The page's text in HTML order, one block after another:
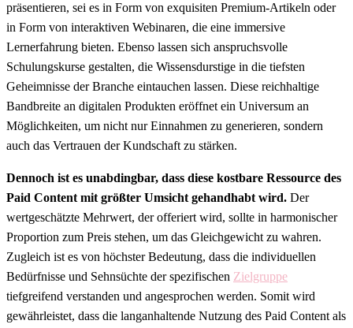
präsentieren, sei es in Form von exquisiten Premium-Artikeln oder
in Form von interaktiven Webinaren, die eine immersive
Lernerfahrung bieten. Ebenso lassen sich anspruchsvolle
Schulungskurse gestalten, die Wissensdurstige in die tiefsten
Geheimnisse der Branche eintauchen lassen. Diese reichhaltige
Bandbreite an digitalen Produkten eröffnet ein Universum an
Möglichkeiten, um nicht nur Einnahmen zu generieren, sondern
auch das Vertrauen der Kundschaft zu stärken.
Dennoch ist es unabdingbar, dass diese kostbare Ressource des
Paid Content mit größter Umsicht gehandhabt wird. Der
wertgeschätzte Mehrwert, der offeriert wird, sollte in harmonischer
Proportion zum Preis stehen, um das Gleichgewicht zu wahren.
Zugleich ist es von höchster Bedeutung, dass die individuellen
Bedürfnisse und Sehnsüchte der spezifischen Zielgruppe
tiefgreifend verstanden und angesprochen werden. Somit wird
gewährleistet, dass die langanhaltende Nutzung des Paid Content als